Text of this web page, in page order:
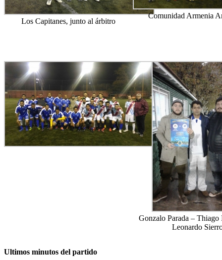
Los Capitanes, junto al árbitro
Comunidad Armenia
Gonzalo Parada –
Leonardo
Ultimos minutos del partido